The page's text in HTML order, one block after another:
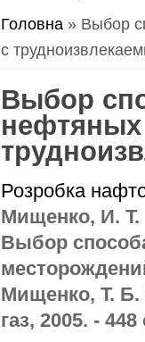
Головна » Выбор
с
Выбор
Розробка
Мищенко, И. Т.
Выбор
Мищенко, Т.
газ, 2005. - 448